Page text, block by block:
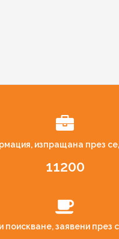
изпращана през
11200
поискване, заявени през